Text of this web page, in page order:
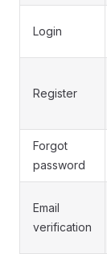
Login
Register
Forgot
password
Email
verification